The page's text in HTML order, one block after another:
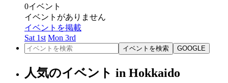
0イベント
イベントがありません
イベントを掲載
Sat 1st Mon 3rd
イベントを検索 GOOGLE
人気のイベント in Hokkaido